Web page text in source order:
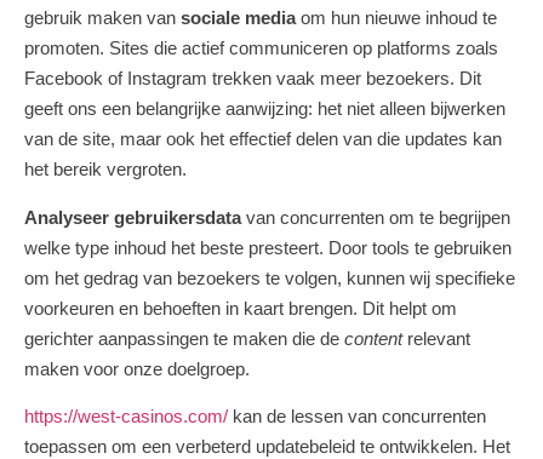
gebruik maken van sociale mediaom hun nieuwe inhoud te
promoten. Sites die actief communiceren op platforms zoals
Facebook of Instagram trekken vaak meer bezoekers. Dit
geeft ons een belangrijke aanwijzing: het niet alleen bijwerken
van de site, maar ook het effectief delen van die updates kan
het bereik vergroten.
Analyseer gebruikersdatavan concurrenten om te begrijpen
welke type inhoud het beste presteert. Door tools te gebruiken
om het gedrag van bezoekers te volgen, kunnen wij specifieke
voorkeuren en behoeften in kaart brengen. Dit helpt om
gerichter aanpassingen te maken die de contentrelevant
maken voor onze doelgroep.
https://west-casinos.com/ kan de lessen van concurrenten
toepassen om een verbeterd updatebeleid te ontwikkelen. Het